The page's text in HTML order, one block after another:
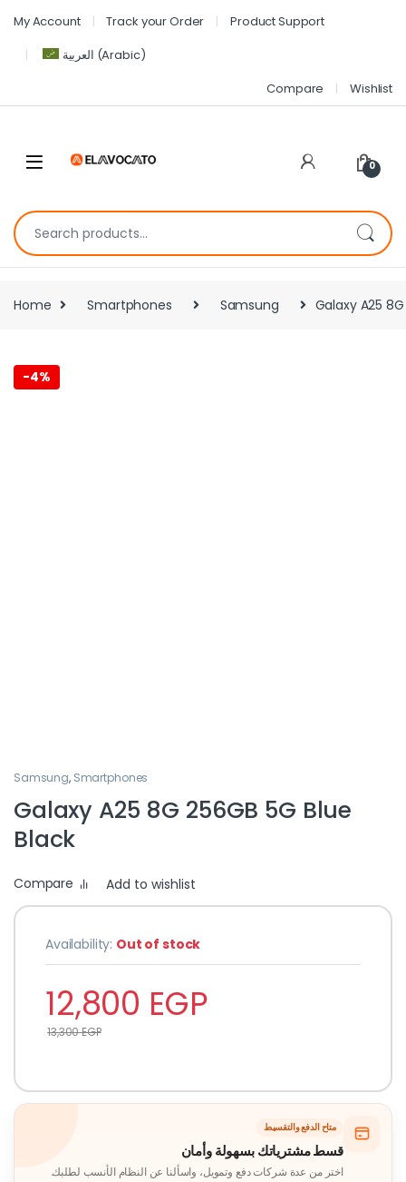
My Account Track your Order
Product Support
العربية (Arabic)
Compare
Wishlist
0
Home Smartphones Samsung Galaxy A25
-4%
Samsung, Smartphones
Galaxy A25 8G 256GB 5G Blue
Black
Compare Add to wishlist
Availability: Out of stock
12,800 EGP
13,300EGP
متاح الدفع والتقسيط
قسط مشترياتك بسهولة وأمان
اختر من عدة شركات دفع وتمويل، واسألنا عن النظام الأنسب لطلبك.